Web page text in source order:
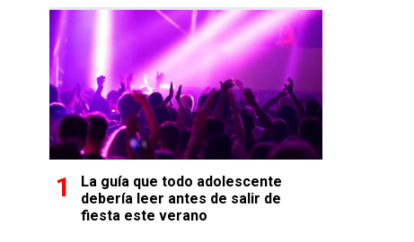
La guía que todo adolescente
debería leer antes de salir de
fiesta este verano